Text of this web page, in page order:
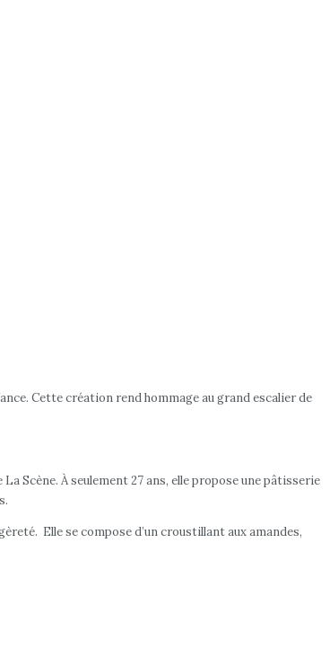
Cette création rend hommage au grand escalier de
Scène. À seulement 27 ans, elle propose une pâtisserie
Elle se compose d’un croustillant aux amandes,